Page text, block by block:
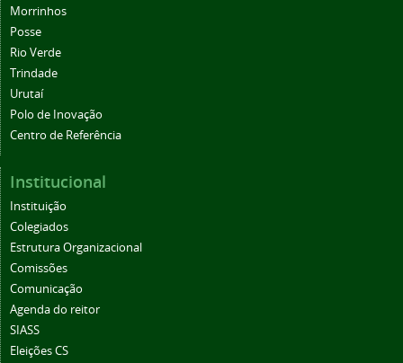
Morrinhos
Posse
Rio Verde
Trindade
Urutaí
Polo de Inovação
Centro de Referência
Institucional
Instituição
Colegiados
Estrutura Organizacional
Comissões
Comunicação
Agenda do reitor
SIASS
Eleições CS